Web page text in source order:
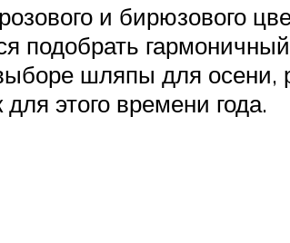
и бирюзового
подобрать
шляпы для осени,
этого времени года.